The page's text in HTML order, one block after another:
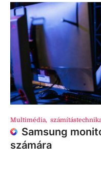
Multimédia,
Samsung
számára